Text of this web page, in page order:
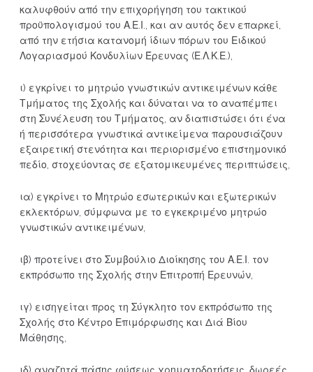
καλυφθούν από την επιχορήγηση του τακτικού
προϋπολογισμού του Α.Ε.Ι., και αν αυτός δεν επαρκεί,
από την ετήσια κατανομή ίδιων πόρων του Ειδικού
Λογαριασμού Κονδυλίων Έρευνας (Ε.Λ.Κ.Ε.),
ι) εγκρίνει το μητρώο γνωστικών αντικειμένων κάθε
Τμήματος της Σχολής και δύναται να το αναπέμπει
στη Συνέλευση του Τμήματος, αν διαπιστώσει ότι ένα
ή περισσότερα γνωστικά αντικείμενα παρουσιάζουν
εξαιρετική στενότητα και περιορισμένο επιστημονικό
πεδίο, στοχεύοντας σε εξατομικευμένες περιπτώσεις,
ια) εγκρίνει το Μητρώο εσωτερικών και εξωτερικών
εκλεκτόρων, σύμφωνα με το εγκεκριμένο μητρώο
γνωστικών αντικειμένων,
ιβ) προτείνει στο Συμβούλιο Διοίκησης του Α.Ε.Ι. τον
εκπρόσωπο της Σχολής στην Επιτροπή Ερευνών,
ιγ) εισηγείται προς τη Σύγκλητο τον εκπρόσωπο της
Σχολής στο Κέντρο Επιμόρφωσης και Διά Βίου
Μάθησης,